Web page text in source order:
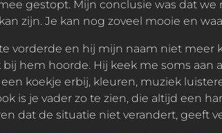
gestopt. Mijn conclusie was dat
zijn. Je kan nog zoveel mooie en
vorderde en hij mijn naam niet meer
bij hem hoorde. Hij keek me soms
koekje erbij, kleuren, muziek
is je vader zo te zien, die altijd een
dat de situatie niet verandert, geeft